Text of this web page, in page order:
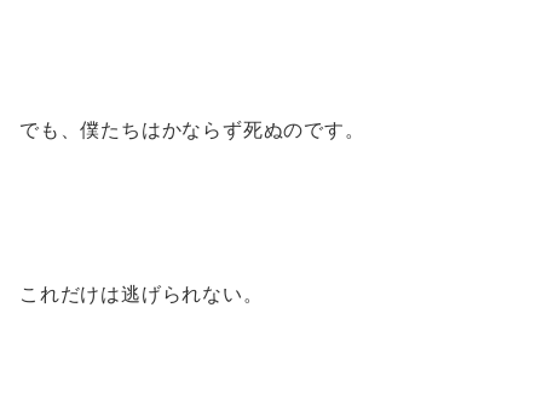
でも、僕たちはかならず死ぬのです。
これだけは逃げられない。